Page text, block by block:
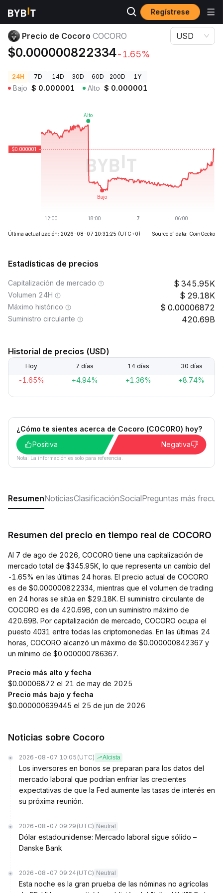
Regístrese
Precios de Criptomonedas Precio de Cocoro COCORO
Precio de Cocoro COCORO
$0.000000822334-1.65%
USD
24H 7D 14D 30D 60D 200D 1Y
Bajo $ 0.000001 Alto $ 0.000001
Última actualización: 2026-08-07 10:31:25 (UTC+0) Source of data: CoinGecko
Estadísticas de precios
Capitalización de mercado 345.95K
Volumen 24H 29.18K
Máximo histórico 0.00006872
Suministro circulante 420.69B
Historial de precios (USD)
Hoy 7 días 14 días 30 días
-1.65% +4.94% +1.36% +8.74%
¿Cómo te sientes acerca de Cocoro (COCORO) hoy?
Positiva
Negativa
Nota: La información es solo para referencia.
ResumenNoticiasClasificaciónSocialPreguntas más
Resumen del precio en tiempo real de COCORO
Al 7 de ago de 2026, COCORO tiene una capitalización de
mercado total de $345.95K, lo que representa un cambio del
-1.65% en las últimas 24 horas. El precio actual de COCORO
es de $0.000000822334, mientras que el volumen de trading
en 24 horas se sitúa en $29.18K. El suministro circulante de
COCORO es de 420.69B, con un suministro máximo de
420.69B. Por capitalización de mercado, COCORO ocupa el
puesto 4031 entre todas las criptomonedas. En las últimas 24
horas, COCORO alcanzó un máximo de $0.000000842367 y
un mínimo de $0.000000786367.
Precio más alto y fecha
$0.00006872 el 21 de may de 2025
Precio más bajo y fecha
$0.000000639445 el 25 de jun de 2026
Noticias sobre Cocoro
2026-08-07 10:05 (UTC) Alcista
Los inversores en bonos se preparan para los datos del
mercado laboral que podrían enfriar las crecientes
expectativas de que la Fed aumente las tasas de interés en
su próxima reunión.
2026-08-07 09:29 (UTC) Neutral
Dólar estadounidense: Mercado laboral sigue sólido –
Danske Bank
2026-08-07 09:24 (UTC) Neutral
Esta noche es la gran prueba de las nóminas no agrícolas